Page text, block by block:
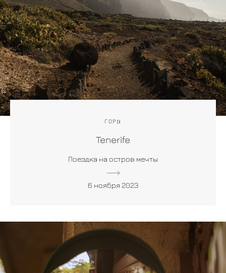
ГОРЫ
Tenerife
Поездка на остров мечты
6 ноября 2023